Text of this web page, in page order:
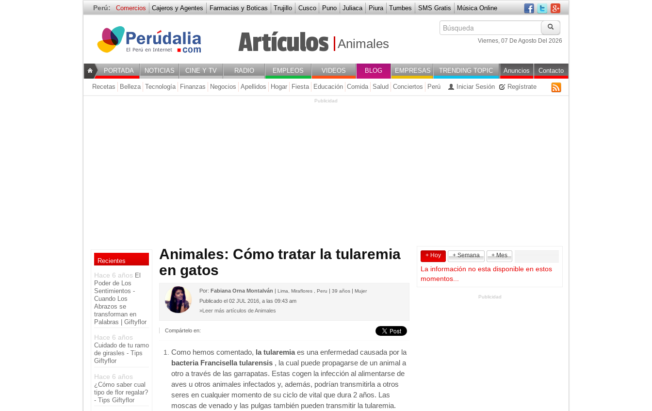
Perú: Comercios Cajeros y Agentes Farmacias y Boticas Trujillo Cusco Puno Juliaca Piura Tumbes SMS Gratis Música Online
Animales Artículos Animales Viernes, 07 De Agosto Del 2026
PORTADA NOTICIAS CINE Y TV RADIO EMPLEOS VIDEOS BLOG EMPRESAS TRENDING TOPIC Contacto
Anuncios
Recetas Belleza Tecnología Finanzas Negocios Apellidos Hogar Fiesta Educación Comida Salud Conciertos Perú Iniciar Sesión Regístrate
Publicidad
Recientes
Hace 6 años El
Poder de Los
Sentimientos -
Cuando Los
Abrazos se
transforman en
Palabras | Giftyflor
Hace 6 años
Cuidado de tu ramo
de girasles - Tips
Giftyflor
Hace 6 años
¿Cómo saber cual
tipo de flor regalar?
- Tips Giftyflor
Animales: Cómo tratar la tularemia
en gatos
Por:Fabiana Orna Montalván |Lima, Miraflores , Peru |39 años |Mujer
Publicado el02 JUL 2016, a las 09:43 am
»Leer más artículos de Animales
Compártelo en:
Como hemos comentado, la tularemiaes una enfermedad causada por la
bacteria Francisella tularensis , la cual puede propagarse de un animal a
otro a través de las garrapatas. Estas cogen la infección al alimentarse de
aves u otros animales infectados y, además, podrían transmitirla a otros
seres en cualquier momento de su ciclo de vital que dura 2 años. Las
moscas de venado y las pulgas también pueden transmitir la tularemia.
+ Hoy + Semana + Mes
La información no esta disponible en estos
momentos...
Publicidad